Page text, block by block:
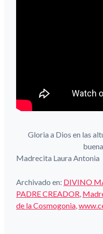
Gloria a Dios en las
Madrecita Laura Antonia
Archivado en: DIVINO
PADRE CREADOR
de la Cosmogonia,